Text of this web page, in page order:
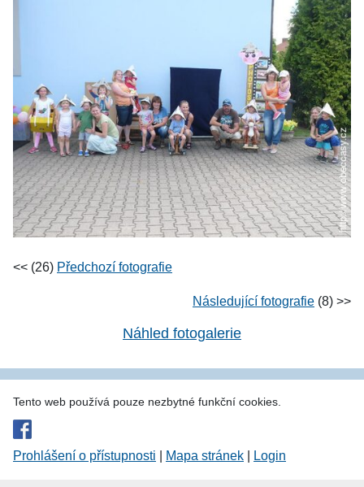
<< (26) Předchozí fotografie
Následující fotografie (8) >>
Náhled fotogalerie
Tento web používá pouze nezbytné funkční cookies.
Prohlášení o přístupnosti Mapa stránek Login